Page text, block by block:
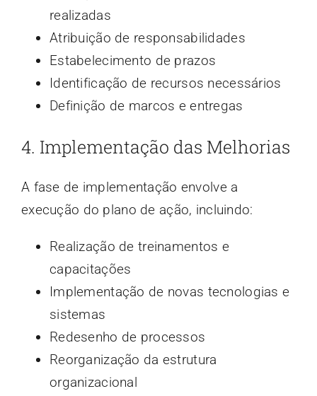
realizadas
Atribuição de responsabilidades
Estabelecimento de prazos
Identificação de recursos necessários
Definição de marcos e entregas
4. Implementação das Melhorias
A fase de implementação envolve a
execução do plano de ação, incluindo:
Realização de treinamentos e
capacitações
Implementação de novas tecnologias e
sistemas
Redesenho de processos
Reorganização da estrutura
organizacional